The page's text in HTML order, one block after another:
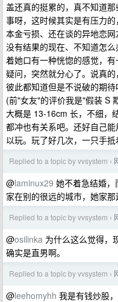
盖还真的挺累的，真不知道
事呀，这时候其实是有压力
本金亏损、还在谈的异地恋
没有结果的现在、不知道怎
着她口有一种恍惚的感觉，
疑问，突然就分心了。说真
彼此都知道但是不说破的期
(前"女友"的评价我是"假装 S
大概是 13-16cm 长，不细，
都冲也有关系吧。还好自己
以玩。玩了好几次，一只手
Replied to a topic by vvsystem ›
@laminux29 她不着急结婚
家在别的很远的城市，她家那
Replied to a topic by vvsystem ›
@osilinka 为什么这么觉得，
确实是直男啊。
Replied to a topic by vvsystem ›
@leehomyhh 我是有钱炒股